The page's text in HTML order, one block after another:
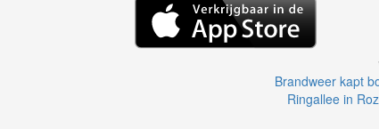
Brandweer kapt
Ringallee in